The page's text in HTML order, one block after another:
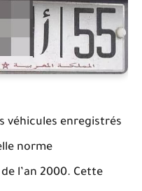
véhicules enregistrés
norme
l’an 2000. Cette